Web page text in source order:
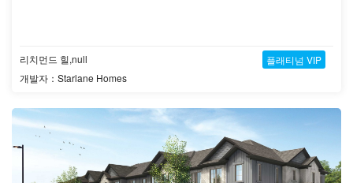
리치먼드 힐,null
개발자：Starlane Homes
플래티넘 VIP